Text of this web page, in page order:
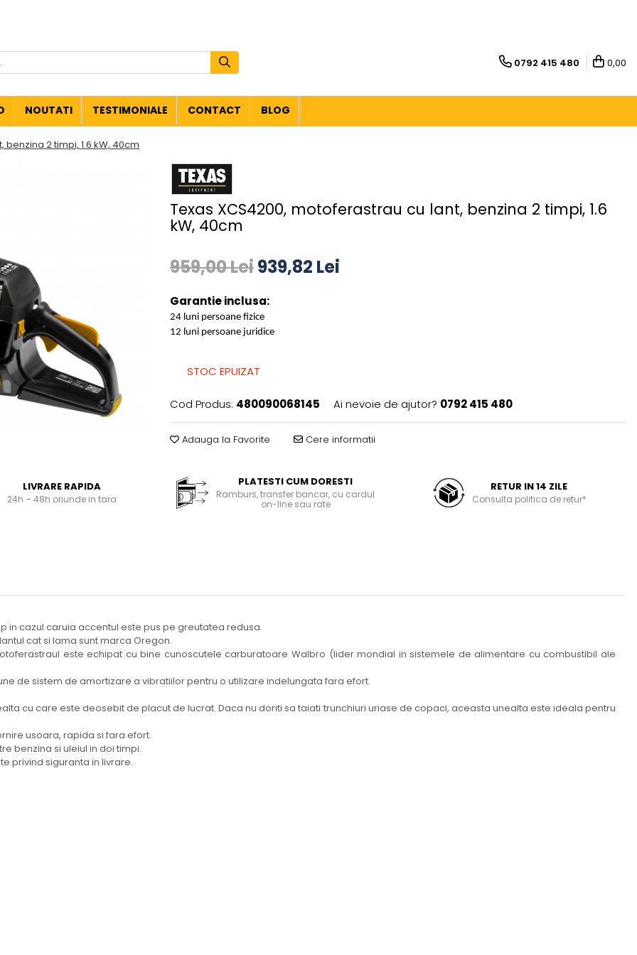
0792 415 480 0,00
NOUTATI TESTIMONIALE CONTACT BLOG
2 timpi, 1.6 kW, 40cm
Texas XCS4200, motoferastrau cu lant, benzina 2 timpi, 1.6
kW, 40cm
959,00 Lei939,82 Lei
Garantie inclusa:
24 luni persoane fizice
12 luni persoane juridice
STOC EPUIZAT
Cod Produs: 480090068145 Ai nevoie de ajutor? 0792 415 480
Adauga la Favorite Cere informatii
LIVRARE RAPIDA
24h – 48h oriunde in tara
PLATESTI CUM DORESTI
Ramburs, transfer bancar, cu cardul
on-line sau rate
RETUR IN 14 ZILE
Consulta politica de retur*
in cazul caruia accentul este pus pe greutatea redusa.
cat si lama sunt marca Oregon.
este echipat cu bine cunoscutele carburatoare Walbro (lider mondial in sistemele de alimentare cu combustibil ale
de sistem de amortizare a vibratiilor pentru o utilizare indelungata fara efort.
cu care este deosebit de placut de lucrat. Daca nu doriti sa taiati trunchiuri uriase de copaci, aceasta unealta este ideala pentru
usoara, rapida si fara efort.
benzina si uleiul in doi timpi.
privind siguranta in livrare.